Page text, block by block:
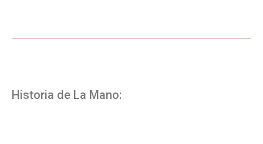
Historia de La Mano: